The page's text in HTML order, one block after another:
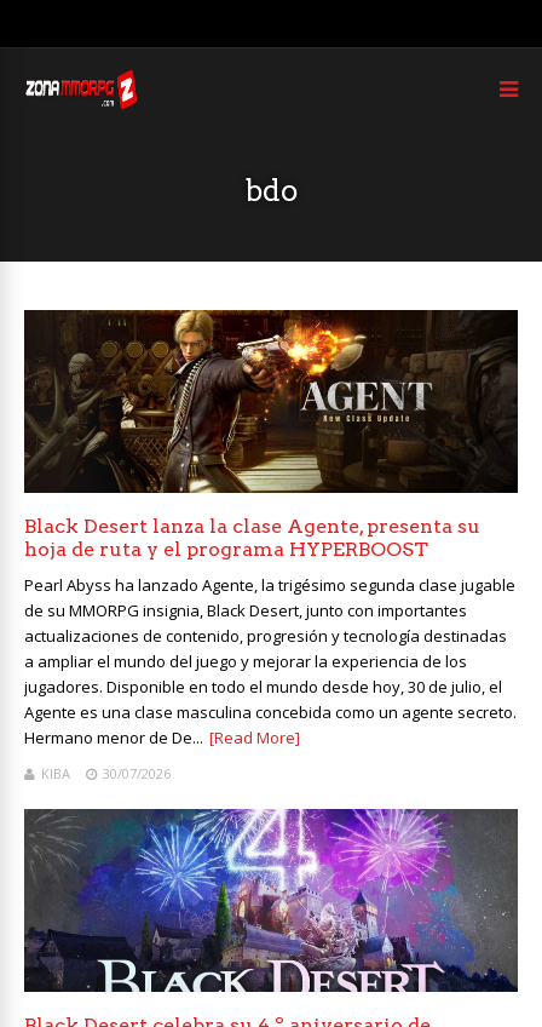
bdo
Black Desert lanza la clase Agente, presenta su
hoja de ruta y el programa HYPERBOOST
Pearl Abyss ha lanzado Agente, la trigésimo segunda clase jugable
de su MMORPG insignia, Black Desert, junto con importantes
actualizaciones de contenido, progresión y tecnología destinadas
a ampliar el mundo del juego y mejorar la experiencia de los
jugadores. Disponible en todo el mundo desde hoy, 30 de julio, el
Agente es una clase masculina concebida como un agente secreto.
Hermano menor de De... [Read More]
KIBA 30/07/2026